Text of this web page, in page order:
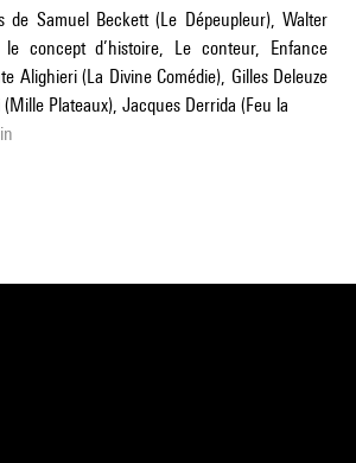
de Samuel Beckett (Le Dépeupleur), Walter
le concept d’histoire, Le conteur, Enfance
Alighieri (La Divine Comédie), Gilles Deleuze
Plateaux), Jacques Derrida (Feu la